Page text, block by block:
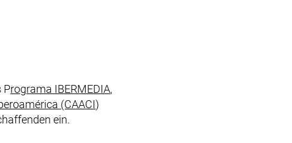
Link, öffnet neues Fenster)
Programa IBERMEDIA,
(CAACI(externer Link, öffnet neues Fenster)
)
ein.